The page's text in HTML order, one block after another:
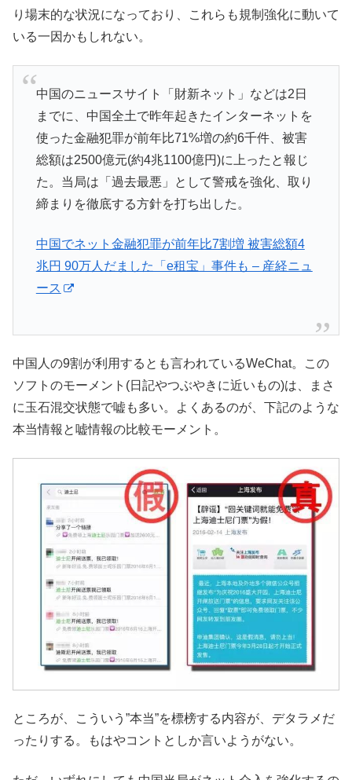
り場末的な状況になっており、これらも規制強化に動いて
いる一因かもしれない。
中国のニュースサイト「財新ネット」などは2日
までに、中国全土で昨年起きたインターネットを
使った金融犯罪が前年比71%増の約6千件、被害
総額は2500億元(約4兆1100億円)に上ったと報じ
た。当局は「過去最悪」として警戒を強化、取り
締まりを徹底する方針を打ち出した。
中国でネット金融犯罪が前年比7割増 被害総額4
兆円 90万人だました「e租宝」事件も – 産経ニュ
ース
中国人の9割が利用するとも言われているWeChat。この
ソフトのモーメント(日記やつぶやきに近いもの)は、まさ
に玉石混交状態で嘘も多い。よくあるのが、下記のような
本当情報と嘘情報の比較モーメント。
ところが、こういう”本当”を標榜する内容が、デタラメだ
ったりする。もはやコントとしか言いようがない。